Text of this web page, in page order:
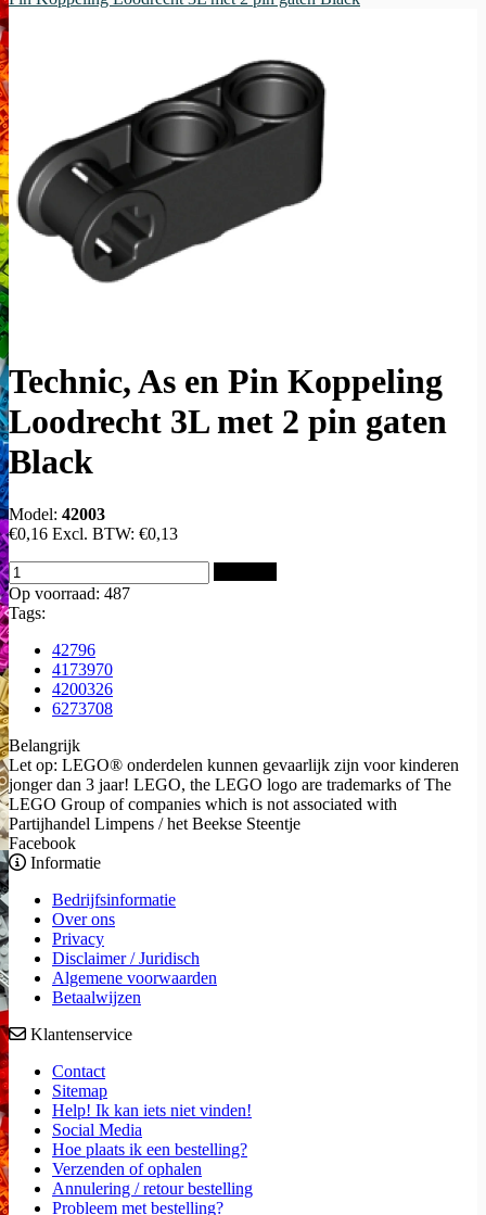
Technic, As en Pin Koppeling
Loodrecht 3L met 2 pin gaten
Black
Model: 42003
€0,16 Excl. BTW: €0,13
Op voorraad: 487
Tags:
42796
4173970
4200326
6273708
Belangrijk
Let op: LEGO® onderdelen kunnen gevaarlijk zijn voor kinderen
jonger dan 3 jaar! LEGO, the LEGO logo are trademarks of The
LEGO Group of companies which is not associated with
Partijhandel Limpens / het Beekse Steentje
Facebook
Informatie
Bedrijfsinformatie
Over ons
Privacy
Disclaimer / Juridisch
Algemene voorwaarden
Betaalwijzen
Klantenservice
Contact
Sitemap
Help! Ik kan iets niet vinden!
Social Media
Hoe plaats ik een bestelling?
Verzenden of ophalen
Annulering / retour bestelling
Probleem met bestelling?